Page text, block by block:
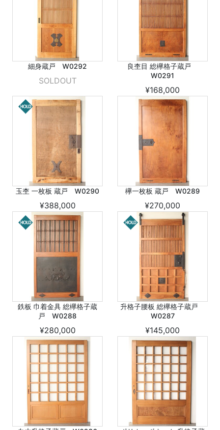
細身蔵戸 W0292
SOLDOUT
良杢目 総欅格子蔵戸
W0291
¥168,000
玉杢 一枚板 蔵戸 W0290
¥388,000
欅一枚板 蔵戸 W0289
¥270,000
鉄板 巾着金具 総欅格子蔵
戸 W0288
¥280,000
升格子腰板 総欅格子蔵戸
W0287
¥145,000